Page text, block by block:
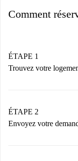
Comment
ÉTAPE 1
Trouvez votre
Vous disposez
nécessaires.
ÉTAPE 2
Envoyez votre